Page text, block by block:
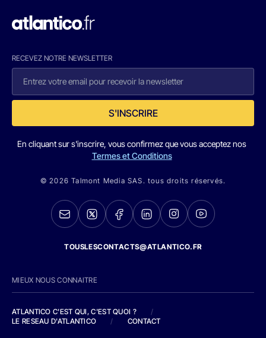
RECEVEZ NOTRE NEWSLETTER
S'INSCRIRE
En cliquant sur s'inscrire, vous confirmez que vous acceptez nos
Termes et Conditions
© 2026 Talmont Media SAS. tous droits réservés.
TOUSLESCONTACTS@ATLANTICO.FR
MIEUX NOUS CONNAITRE
ATLANTICO C'EST QUI, C'EST QUOI ?
/
LE RESEAU D'ATLANTICO
/ CONTACT